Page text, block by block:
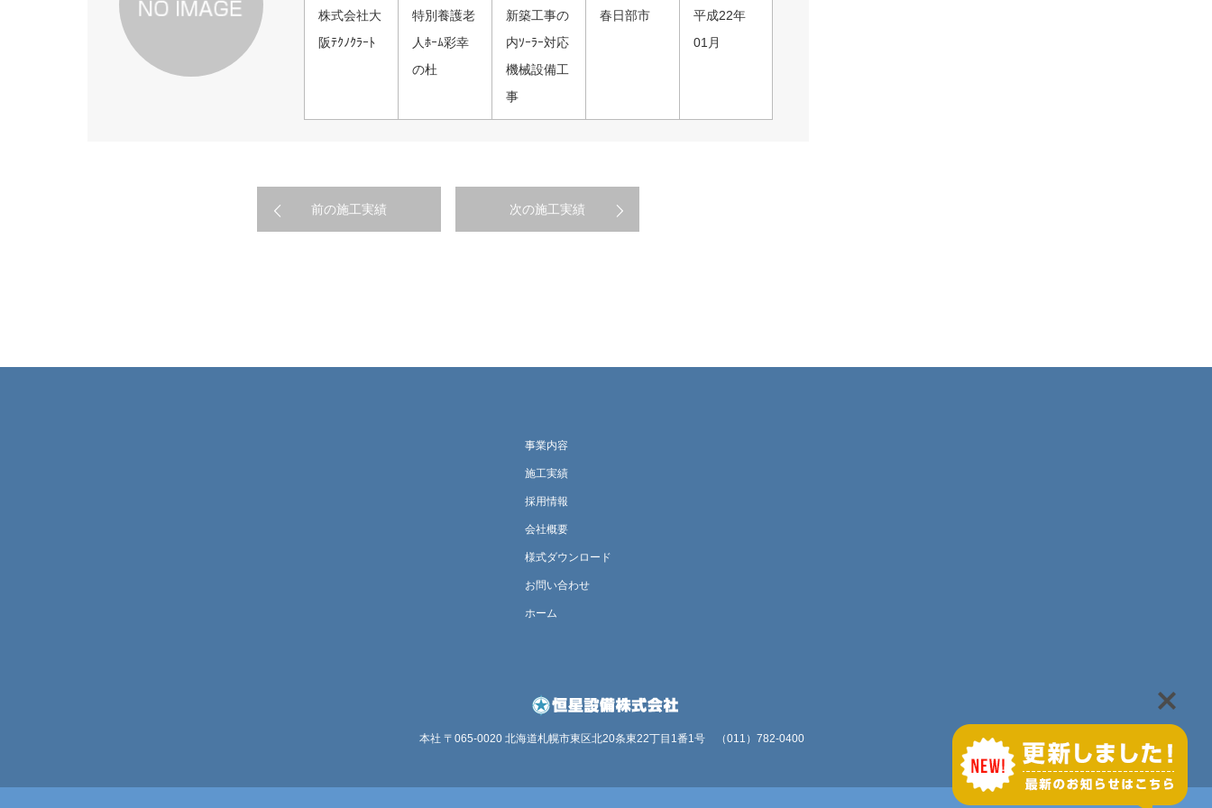
株式会社大
阪ﾃｸﾉｸﾗｰﾄ
特別養護老
人ﾎｰﾑ彩幸
の杜
新築工事の
内ｿｰﾗｰ対応
機械設備工
事
春日部市
平成22年
01月
前の施工実績 次の施工実績
事業内容
施工実績
採用情報
会社概要
様式ダウンロード
お問い合わせ
ホーム
本社 〒065-0020 北海道札幌市東区北20条東22丁目1番1号 （011）782-0400